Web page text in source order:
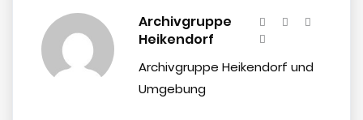
Archivgruppe
Heikendorf
Archivgruppe Heikendorf und
Umgebung